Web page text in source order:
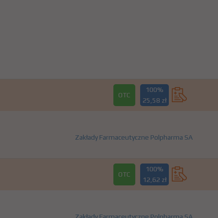
OTC
100%
25,58 zł
Zakłady Farmaceutyczne Polpharma SA
OTC
100%
12,62 zł